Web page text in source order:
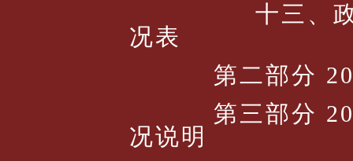
十三、
况表
第二部分
第三部分
况说明